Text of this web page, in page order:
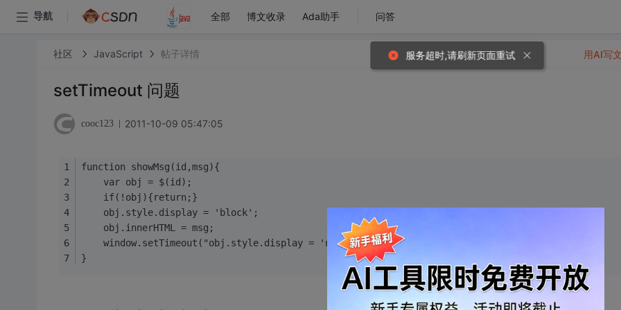
导航 全部 博文收录 Ada助手 问答
社区 JavaScript 帖子详情
setTimeout 问题
cooc123 2011-10-09 05:47:05
function showMsg(id,msg){
	var obj = $(id);
	if(!obj){return;}
	obj.style.display = 'block';
	obj.innerHTML = msg;
	window.setTimeout("obj.style.display = 'none'",3000); //这里为什么效果
}
用AI写
服务超时,请刷新页面重试